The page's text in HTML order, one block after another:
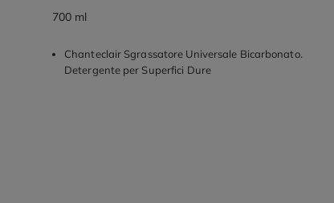
700 ml
Chanteclair Sgrassatore Universale Bicarbonato.
Detergente per Superfici Dure